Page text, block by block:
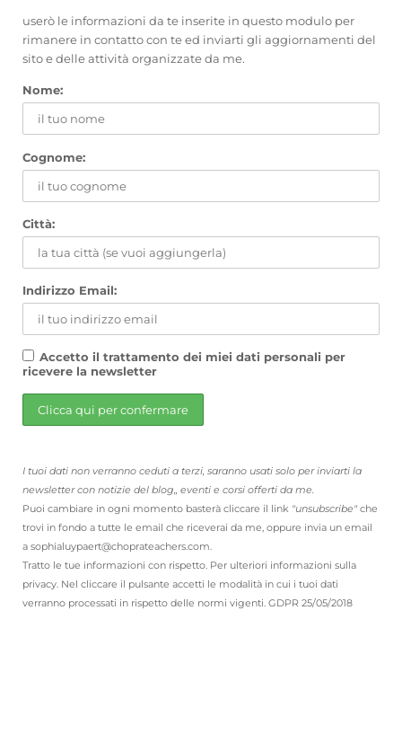
userò le informazioni da te inserite in questo modulo per
rimanere in contatto con te ed inviarti gli aggiornamenti del
sito e delle attività organizzate da me.
Nome:
Cognome:
Città:
Indirizzo Email:
Accetto il trattamento dei miei dati personali per
ricevere la newsletter
I tuoi dati non verranno ceduti a terzi, saranno usati solo per inviarti la
newsletter con notizie del blog,, eventi e corsi offerti da me.
Puoi cambiare in ogni momento basterà cliccare il link "unsubscribe"che
trovi in fondo a tutte le email che riceverai da me, oppure invia un email
a sophialuypaert@choprateachers.com.
Tratto le tue informazioni con rispetto. Per ulteriori informazioni sulla
privacy. Nel cliccare il pulsante accetti le modalità in cui i tuoi dati
verranno processati in rispetto delle normi vigenti. GDPR 25/05/2018